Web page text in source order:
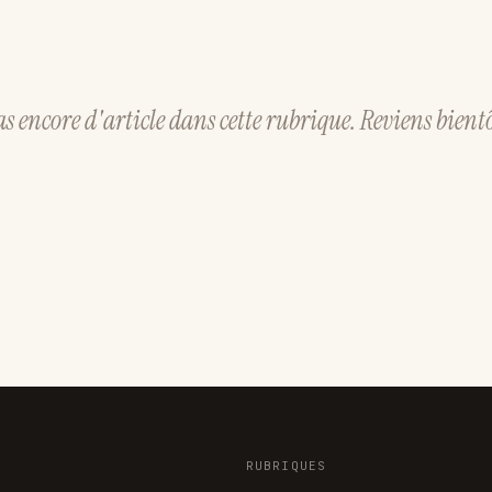
encore d'article dans cette rubrique. Reviens
RUBRIQUES